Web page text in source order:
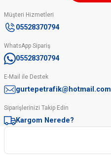
Müşteri Hizmetleri
05528370794
WhatsApp Sipariş
05528370794
E-Mail ile Destek
gurtepetrafik@hotmail.com
Siparişlerinizi Takip Edin
Kargom Nerede?